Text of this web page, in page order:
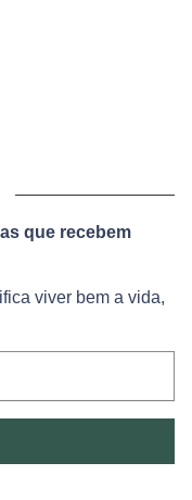
que recebem
viver bem a vida,